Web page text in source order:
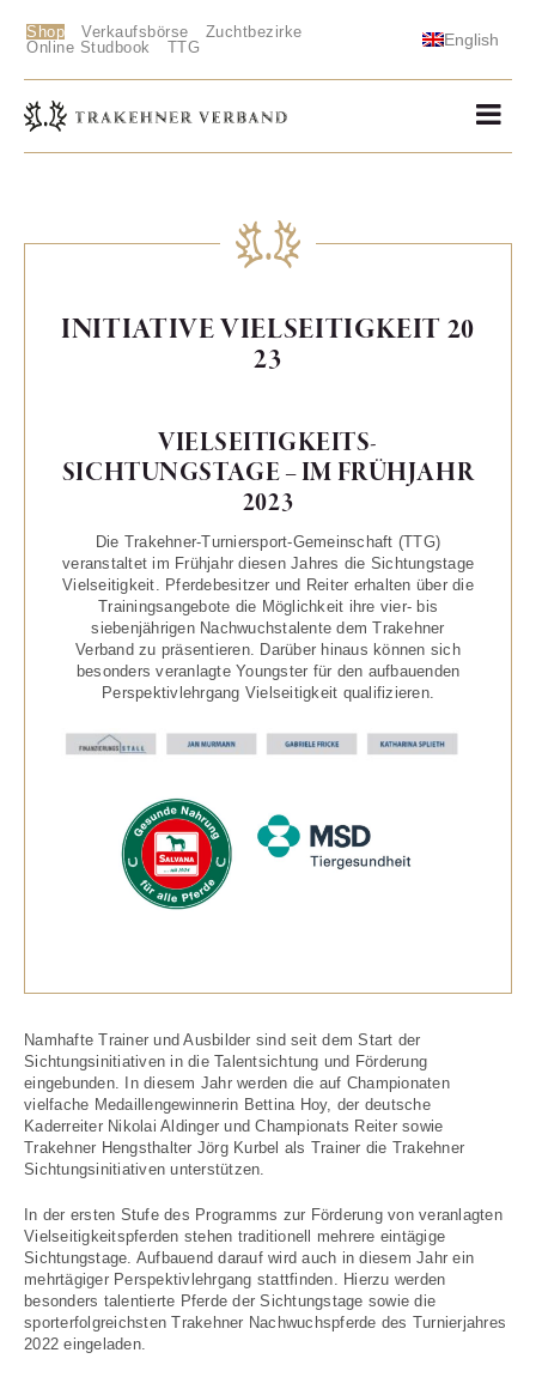
Shop Verkaufsbörse
Zuchtbezirke
Online Studbook
TTG English
INITIATIVE VIELSEITIGKEIT 20
23
VIELSEITIGKEITS-
SICHTUNGSTAGE – IM FRÜHJAHR
2023
Die Trakehner-Turniersport-Gemeinschaft (TTG)
veranstaltet im Frühjahr diesen Jahres die Sichtungstage
Vielseitigkeit. Pferdebesitzer und Reiter erhalten über die
Trainingsangebote die Möglichkeit ihre vier- bis
siebenjährigen Nachwuchstalente dem Trakehner
Verband zu präsentieren. Darüber hinaus können sich
besonders veranlagte Youngster für den aufbauenden
Perspektivlehrgang Vielseitigkeit qualifizieren.
Namhafte Trainer und Ausbilder sind seit dem Start der
Sichtungsinitiativen in die Talentsichtung und Förderung
eingebunden. In diesem Jahr werden die auf Championaten
vielfache Medaillengewinnerin Bettina Hoy, der deutsche
Kaderreiter Nikolai Aldinger und Championats Reiter sowie
Trakehner Hengsthalter Jörg Kurbel als Trainer die Trakehner
Sichtungsinitiativen unterstützen.
In der ersten Stufe des Programms zur Förderung von veranlagten
Vielseitigkeitspferden stehen traditionell mehrere eintägige
Sichtungstage. Aufbauend darauf wird auch in diesem Jahr ein
mehrtägiger Perspektivlehrgang stattfinden. Hierzu werden
besonders talentierte Pferde der Sichtungstage sowie die
sporterfolgreichsten Trakehner Nachwuchspferde des Turnierjahres
2022 eingeladen.